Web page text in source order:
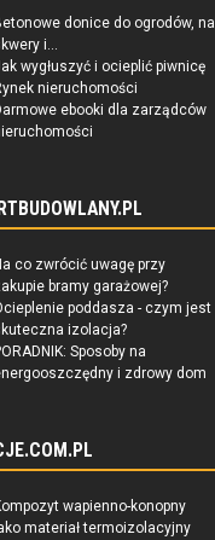
donice do ogrodów, na
i...
wygłuszyć i ocieplić piwnicę
nieruchomości
ebooki dla zarządców
co zwrócić uwagę przy
bramy garażowej?
poddasza - czym jest
izolacja?
Sposoby na
i zdrowy dom
wapienno-konopny
materiał termoizolacyjny